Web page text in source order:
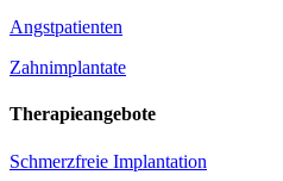
Angstpatienten
Zahnimplantate
Therapieangebote
Schmerzfreie Implantation